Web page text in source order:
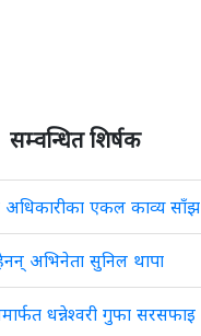
सम्वन्धित शिर्षक
अधिकारीका एकल काव्य साँझ
अभिनेता सुनिल थापा
धन्नेश्वरी गुफा सरसफाइ